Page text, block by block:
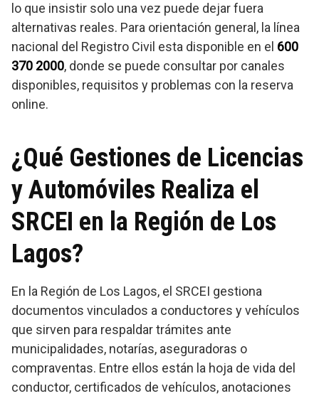
lo que insistir solo una vez puede dejar fuera
alternativas reales. Para orientación general, la línea
nacional del Registro Civil esta disponible en el 600
370 2000, donde se puede consultar por canales
disponibles, requisitos y problemas con la reserva
online.
¿Qué Gestiones de Licencias
y Automóviles Realiza el
SRCEI en la Región de Los
Lagos?
En la Región de Los Lagos, el SRCEI gestiona
documentos vinculados a conductores y vehículos
que sirven para respaldar trámites ante
municipalidades, notarías, aseguradoras o
compraventas. Entre ellos están la hoja de vida del
conductor, certificados de vehículos, anotaciones